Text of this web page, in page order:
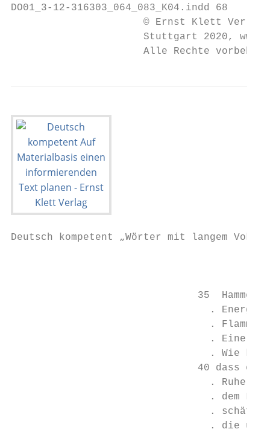
DO01_3-12-
© Ernst Klett
Stuttgart 2020,
Alle Rechte
Deutsch kompetent „Wörter mit langem
35  Hammer
.
.
. Eine
. Wie
40 dass es
. Ruhe
. dem
.
. die